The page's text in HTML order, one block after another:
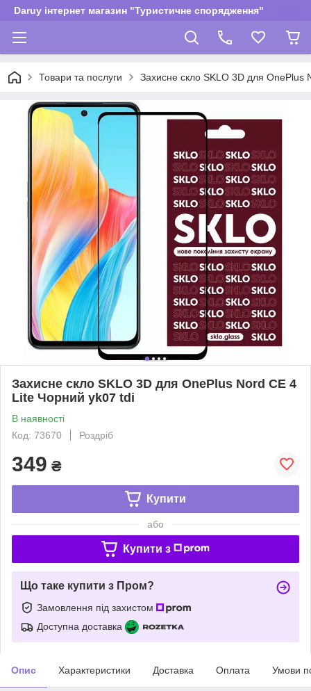
Daruy інтернет магазин "Туристичне спорядження"
Товари та послуги Захисне скло SKLO 3D для
Захисне скло SKLO 3D для OnePlus Nord CE 4
Lite Чорний yk07 tdi
В наявності
Код: 73670
Роздріб
349 ₴
Купити
або
Купити з
Що таке купити з Пром?
Замовлення під захистом
Доступна доставка
Опис Характеристики Доставка Оплата Умови